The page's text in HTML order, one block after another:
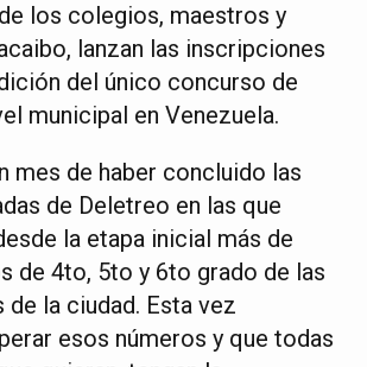
los colegios, maestros y
lanzan las inscripciones
del único concurso de
municipal en Venezuela.
mes de haber concluido las
de Deletreo en las que
la etapa inicial más de
de 4to, 5to y 6to grado de las
de la ciudad. Esta vez
esos números y que todas